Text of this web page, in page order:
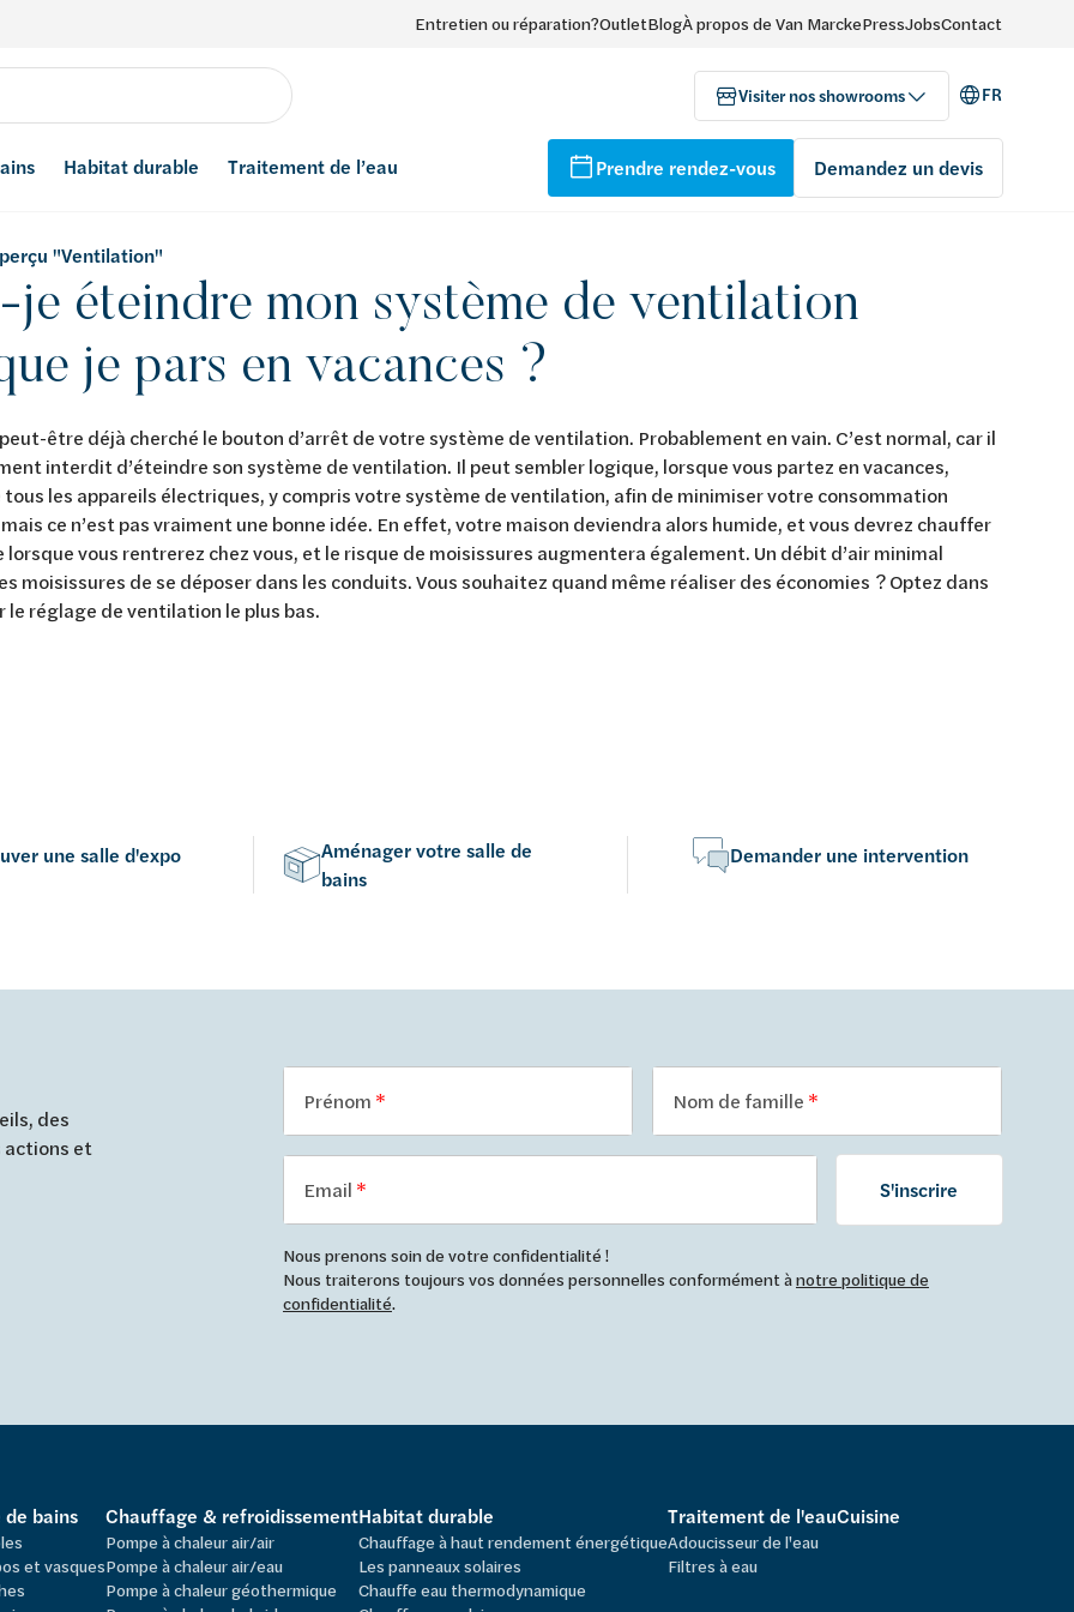
Entretien ou réparation?OutletBlogÀ propos de Van MarckePressJobsContact
Visiter nos showrooms FR
Habitat durable Traitement de l’eau Prendre rendez-vous Demandez un devis
"Ventilation"
je éteindre mon système de ventilation
je pars en vacances ?
être déjà cherché le bouton d’arrêt de votre système de ventilation. Probablement en vain. C’est normal, car il
interdit d’éteindre son système de ventilation. Il peut sembler logique, lorsque vous partez en vacances,
tous les appareils électriques, y compris votre système de ventilation, afin de minimiser votre consommation
mais ce n’est pas vraiment une bonne idée. En effet, votre maison deviendra alors humide, et vous devrez chauffer
vous rentrerez chez vous, et le risque de moisissures augmentera également. Un débit d’air minimal
moisissures de se déposer dans les conduits. Vous souhaitez quand même réaliser des économies ? Optez dans
le réglage de ventilation le plus bas.
une salle d'expo
Aménager votre salle de
bains
Demander une intervention
des
actions et
Prénom Nom de famille
Email S'inscrire
Nous prenons soin de votre confidentialité !
Nous traiterons toujours vos données personnelles conformément ànotre politique de
confidentialité.
de bains
et vasques
Chauffage & refroidissement
Pompe à chaleur air/air
Pompe à chaleur air/eau
Pompe à chaleur géothermique
Habitat durable
Chauffage à haut rendement énergétique
Les panneaux solaires
Chauffe eau thermodynamique
Traitement de l'eau
Adoucisseur de l'eau
Filtres à eau
Cuisine